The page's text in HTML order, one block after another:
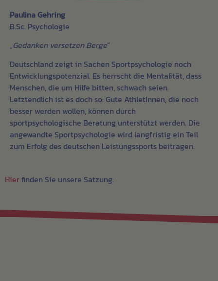
Paulina Gehring
B.Sc. Psychologie
„Gedanken versetzen Berge“
Deutschland zeigt in Sachen Sportpsychologie noch
Entwicklungspotenzial. Es herrscht die Mentalität, dass
Menschen, die um Hilfe bitten, schwach seien.
Letztendlich ist es doch so: Gute AthletInnen, die noch
besser werden wollen, können durch
sportpsychologische Beratung unterstützt werden. Die
angewandte Sportpsychologie wird langfristig ein Teil
zum Erfolg des deutschen Leistungssports beitragen.
Hierfinden Sie unsere Satzung.